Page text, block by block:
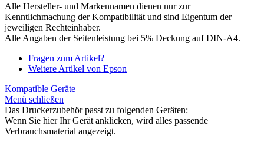
Alle Hersteller- und Markennamen dienen nur zur
Kenntlichmachung der Kompatibilität und sind Eigentum der
jeweiligen Rechteinhaber.
Alle Angaben der Seitenleistung bei 5% Deckung auf DIN-A4.
Fragen zum Artikel?
Weitere Artikel von Epson
Kompatible Geräte
Menü schließen
Das Druckerzubehör passt zu folgenden Geräten:
Wenn Sie hier Ihr Gerät anklicken, wird alles passende
Verbrauchsmaterial angezeigt.